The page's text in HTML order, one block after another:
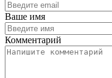
Ваше имя
Комментарий